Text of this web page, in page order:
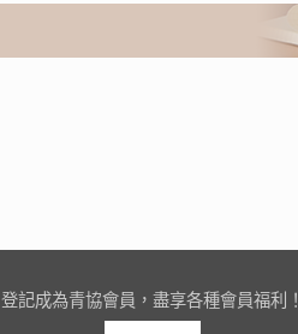
登記成為青協會員，盡享各種會員福利！